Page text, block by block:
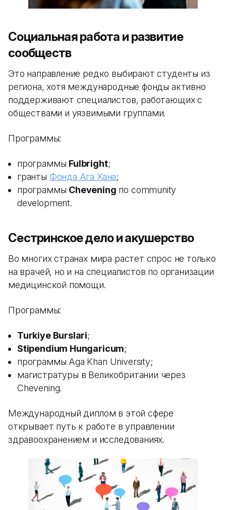
Социальная работа и развитие
сообществ
Это направление редко выбирают студенты из
региона, хотя международные фонды активно
поддерживают специалистов, работающих с
обществами и уязвимыми группами.
Программы:
программы Fulbright;
гранты Фонда Ага Хана;
программы Chevening по community
development.
Сестринское дело и акушерство
Во многих странах мира растет спрос не только
на врачей, но и на специалистов по организации
медицинской помощи.
Программы:
Turkiye Burslari;
Stipendium Hungaricum;
программы Aga Khan University;
магистратуры в Великобритании через
Chevening.
Международный диплом в этой сфере
открывает путь к работе в управлении
здравоохранением и исследованиях.